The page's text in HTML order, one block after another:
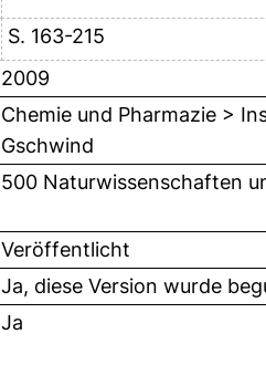
S. 163-215
2009
Chemie und Pharmazie >
Gschwind
500 Naturwissenschaften
Veröffentlicht
Ja, diese Version wurde
Ja